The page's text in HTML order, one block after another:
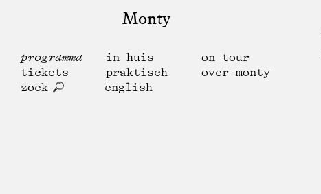
Monty
programma in huis
on tour
tickets
praktisch
over monty
zoek
english